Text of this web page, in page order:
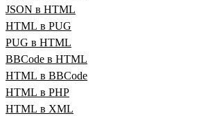
JSON в HTML
HTML в PUG
PUG в HTML
BBCode в HTML
HTML в BBCode
HTML в PHP
HTML в XML